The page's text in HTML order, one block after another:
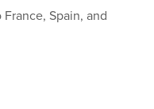
Spain, and